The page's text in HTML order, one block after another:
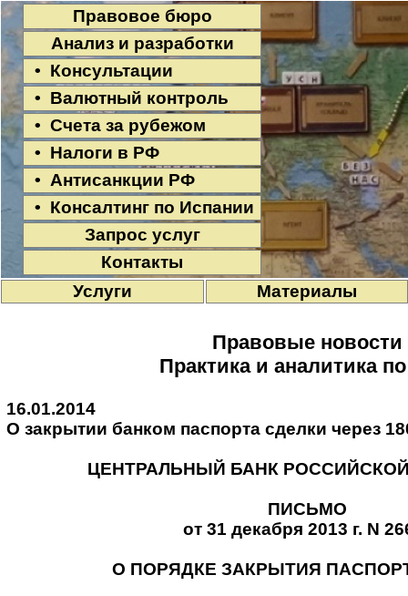
Правовое бюро
Анализ и разработки
• Консультации
• Валютный контроль
• Счета за рубежом
• Налоги в РФ
• Антисанкции РФ
• Консалтинг по Испании
Запрос услуг
Контакты
Услуги
Материалы
Правовые новости
Практика и аналитика
16.01.2014
О закрытии банком паспорта сделки через
ЦЕНТРАЛЬНЫЙ БАНК
ПИСЬМО
от 31 декабря 2013 г. N
О ПОРЯДКЕ ЗАКРЫТИЯ